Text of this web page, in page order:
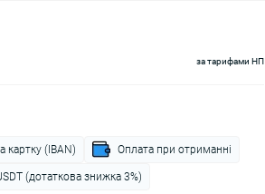
за тарифами НП
картку (IBAN) Оплата при отриманні
(дотаткова знижка 3%)